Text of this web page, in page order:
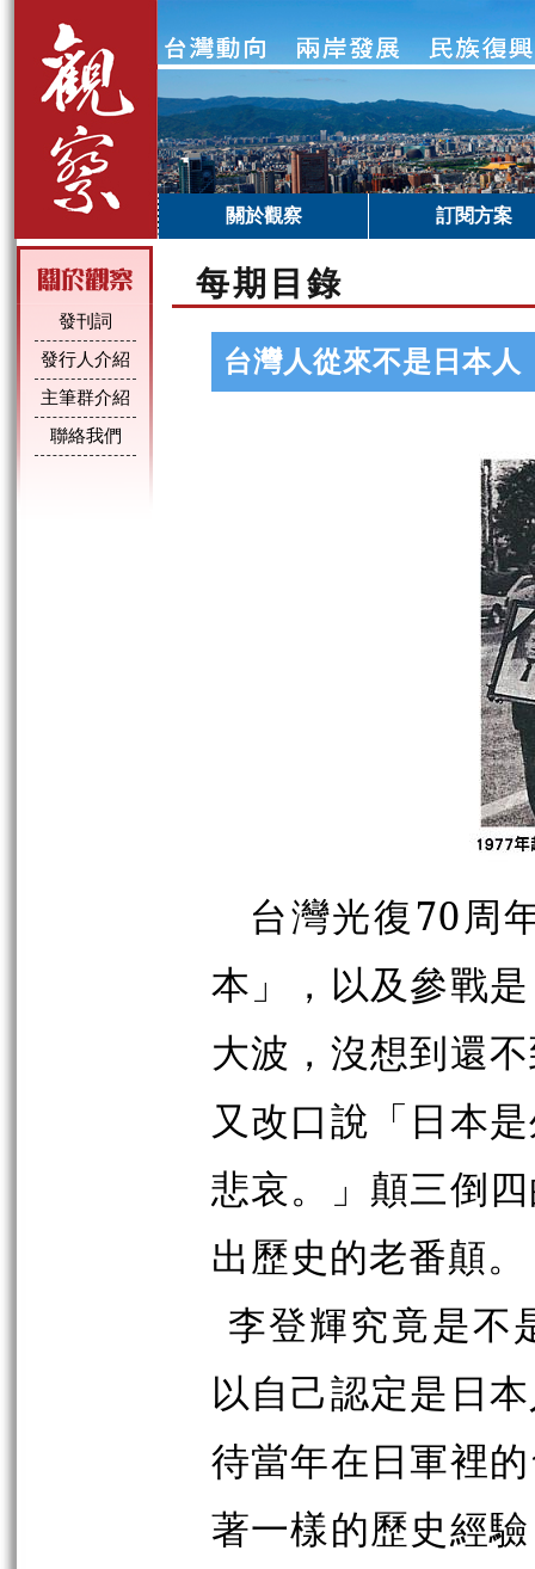
關於觀察 訂閱方案
發刊詞
發行人介紹
主筆群介紹
聯絡我們
每期目錄
台灣人從來不是日本人
台灣光復70周
本」，以及參戰
大波，沒想到還
又改口說「日本
悲哀。」顛三倒
出歷史的老番顛。
李登輝究竟是不
以自己認定是日
待當年在日軍裡
著一樣的歷史經